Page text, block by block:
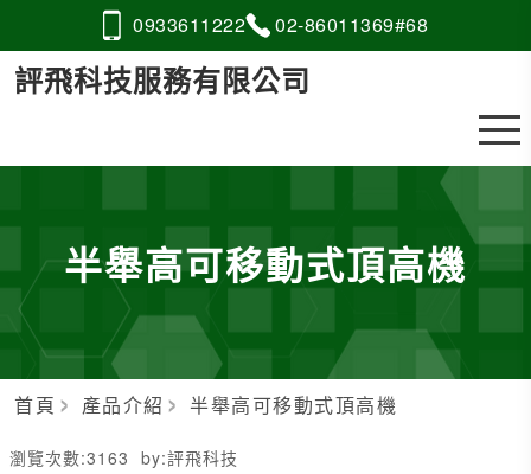
0933611222 02-8601 1369#68
評飛科技服務有限公司
半舉高可移動式頂高機
首頁 產品介紹 半舉高可移動式頂高機
瀏覽次數:3163 by:評飛科技